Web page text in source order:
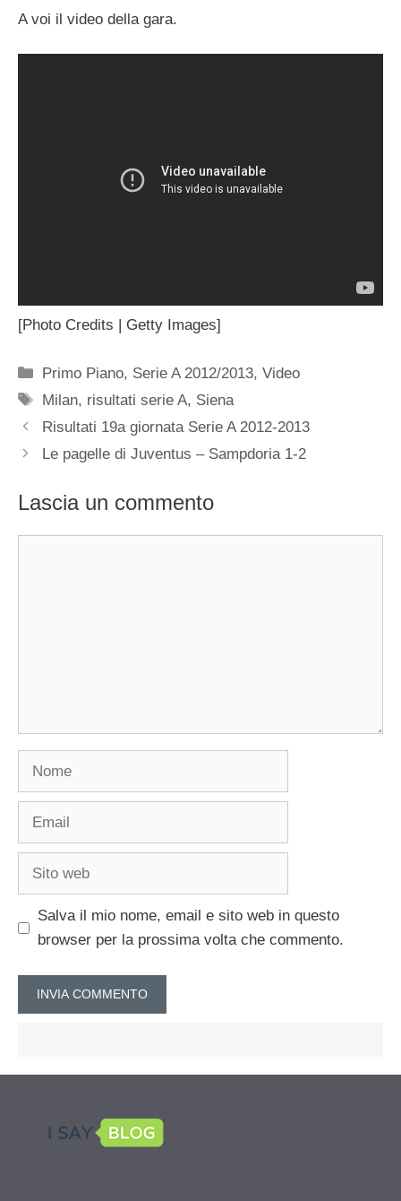
A voi il video della gara.
[Photo Credits | Getty Images]
Categorie
Primo Piano, Serie A 2012/2013,Video
Tag
Milan, risultati serie A, Siena
Risultati 19a giornata Serie A 2012-2013
Le pagelle di Juventus – Sampdoria 1-2
Lascia un commento
Nome
Email
Sito
Salva il mio nome, email e sito web in questo
browser per la prossima volta che commento.